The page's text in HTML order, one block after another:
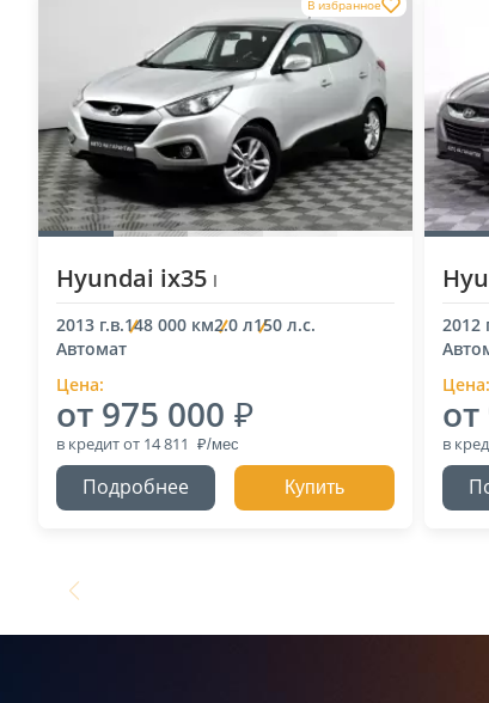
В избранное
Hyundai ix35 I
2013 г.в.148 000 км2.0 л150 л.с.
Автомат
Цена:
от 975 000
в кредитот 14 811
Подробнее Купить
2012
Цена:
в